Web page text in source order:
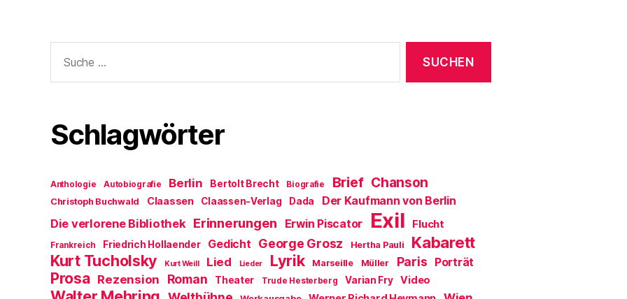
nach:
Schlagwörter
Anthologie Autobiografie Berlin Bertolt Brecht Biografie Brief Chanson
Christoph Buchwald Claassen Claassen-Verlag Dada Der Kaufmann von Berlin
Die verlorene Bibliothek Erinnerungen Erwin Piscator Exil Flucht
Frankreich Friedrich Hollaender Gedicht George Grosz Hertha Pauli Kabarett
Kurt Tucholsky Kurt Weill Lied Lieder Lyrik Marseille Müller Paris Porträt
Prosa Rezension Roman Theater Trude Hesterberg Varian Fry Video